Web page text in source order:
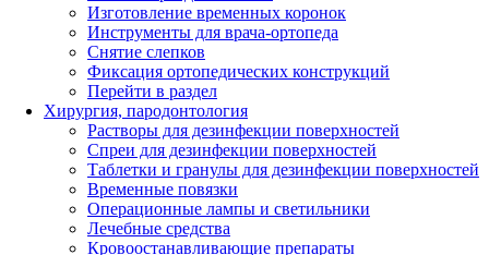
Изготовление временных коронок
Инструменты для врача-ортопеда
Снятие слепков
Фиксация ортопедических конструкций
Перейти в раздел
Хирургия, пародонтология
Растворы для дезинфекции поверхностей
Спреи для дезинфекции поверхностей
Таблетки и гранулы для дезинфекции поверхностей
Временные повязки
Операционные лампы и светильники
Лечебные средства
Кровоостанавливающие препараты